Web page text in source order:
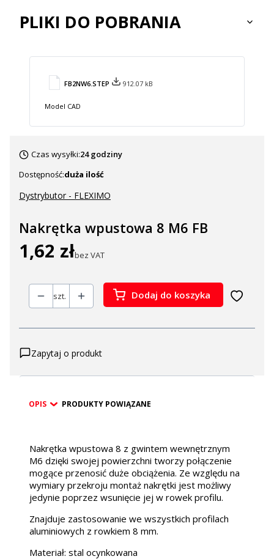
PLIKI DO POBRANIA
FB2NW6.STEP 912.07 kB
Model CAD
Czas wysyłki:24 godziny
Dostępność:duża ilość
Dystrybutor - FLEXIMO
Nakrętka wpustowa 8 M6 FB
Cena
1,62 złbez VAT
szt. Dodaj do koszyka
Zapytaj o produkt
OPIS PRODUKTY POWIĄZANE
Nakrętka wpustowa 8 z gwintem wewnętrznym
M6 dzięki swojej powierzchni tworzy połączenie
mogące przenosić duże obciążenia. Ze względu na
wymiary przekroju montaż nakrętki jest możliwy
jedynie poprzez wsunięcie jej w rowek profilu.
Znajduje zastosowanie we wszystkich profilach
aluminiowych z rowkiem 8 mm.
Materiał: stal ocynkowana